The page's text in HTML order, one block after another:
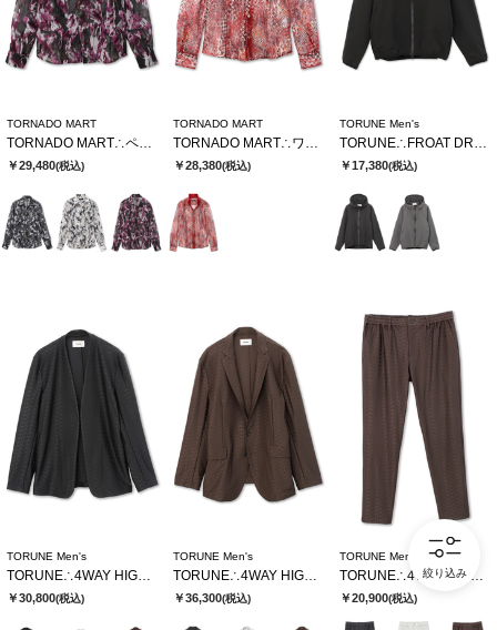
TORNADO MART
TORNADO MART∴ペイントフロッキーオーガンジーシャツ
￥29,480(税込)
TORNADO MART
TORNADO MART∴ワイルドハウンドトゥースレースシャツ
￥28,380(税込)
TORUNE Men's
TORUNE∴FROAT DRY カッティングパーカー
￥17,380(税込)
TORUNE Men's
TORUNE∴4WAY HIGAKIジャカードノーカラージャケット
￥30,800(税込)
TORUNE Men's
TORUNE∴4WAY HIGAKIジャカードテーラードジャケット
￥36,300(税込)
TORUNE Men's
TORUNE∴4WAY HIGAKIジャカードイージーパンツ
￥20,900(税込)
絞り込み